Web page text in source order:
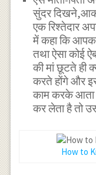
सुंदर
एक रिश्तेदार
में कहा कि
तथा ऐसा कोई
की मां छूटते ही
करते होंगे और
काम करके आता
कर लेता है तो
How to